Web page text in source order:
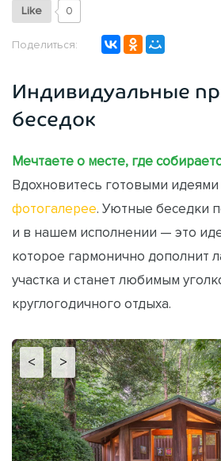
Like 0
Поделиться:
Индивидуальные
беседок
Мечтаете о месте, где
Вдохновитесь готовыми
фотогалерее. Уютные беседки
и в нашем исполнении — это
которое гармонично дополнит
участка и станет любимым
круглогодичного отдыха.
< >